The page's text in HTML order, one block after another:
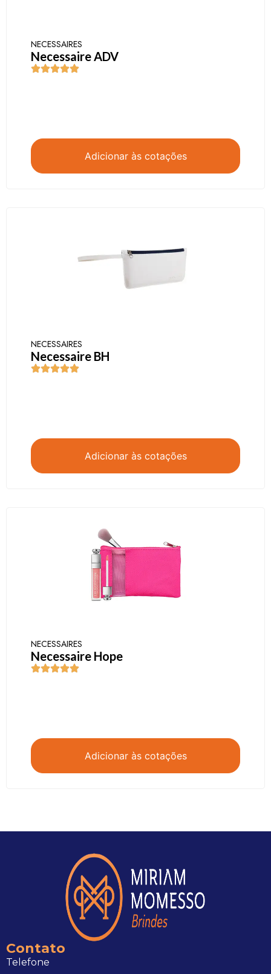
NECESSAIRES
Necessaire ADV
Adicionar às cotações
NECESSAIRES
Necessaire BH
Adicionar às cotações
NECESSAIRES
Necessaire Hope
Adicionar às cotações
Contato
Telefone